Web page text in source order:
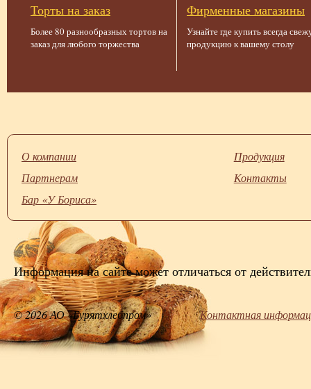
Торты на заказ
Более 80 разнообразных тортов на
заказ для любого торжества
Фирменные магазины
Узнайте где купить всегда
продукцию к вашему столу
О компании
Продукция
Партнерам
Контакты
Бар «У Бориса»
Информация на сайте может отличаться от
© 2026 АО «Бурятхлебпром» Контактная